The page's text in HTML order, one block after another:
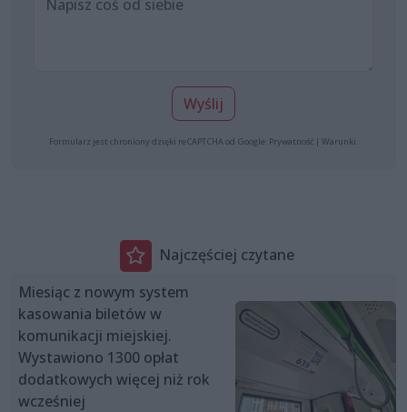
Wyślij
Formularz jest chroniony dzięki reCAPTCHA od Google: Prywatność | Warunki
Najczęściej czytane
Miesiąc z nowym system
kasowania biletów w
komunikacji miejskiej.
Wystawiono 1300 opłat
dodatkowych więcej niż rok
wcześniej